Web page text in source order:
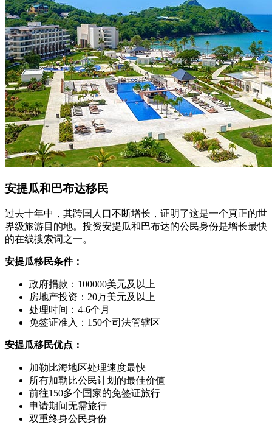
安提瓜和巴布达移民
过去十年中，其跨国人口不断增长，证明了这是一个真正的世
界级旅游目的地。投资安提瓜和巴布达的公民身份是增长最快
的在线搜索词之一。
安提瓜移民条件：
政府捐款：100000美元及以上
房地产投资：20万美元及以上
处理时间：4-6个月
免签证准入：150个司法管辖区
安提瓜移民优点：
加勒比海地区处理速度最快
所有加勒比公民计划的最佳价值
前往150多个国家的免签证旅行
申请期间无需旅行
双重终身公民身份